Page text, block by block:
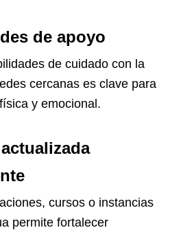
de apoyo
de cuidado con la
cercanas es clave para
y emocional.
cursos o instancias
permite fortalecer